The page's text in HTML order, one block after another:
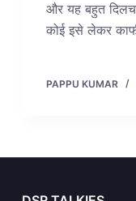
और यह बहुत
कोई इसे लेकर
PAPPU KUMAR